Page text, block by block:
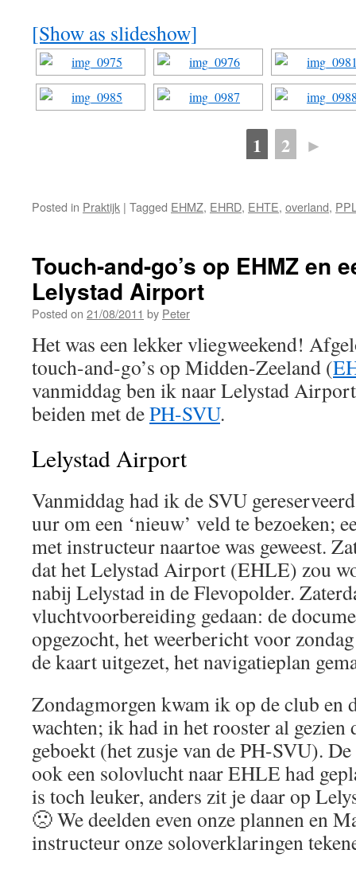
[Show as slideshow]
1 2 ►
Posted in Praktijk | Tagged EHMZ, EHRD, EHTE, overland,
Touch-and-go’s op EHMZ en
Lelystad Airport
Posted on 21/08/2011 by Peter
Het was een lekker vliegweekend!
touch-and-go’s op Midden-Zeeland (
vanmiddag ben ik naar Lelystad
beiden met dePH-SVU.
Lelystad Airport
Vanmiddag had ik de SVU
uur om een ‘nieuw’ veld te bezoeken;
met instructeur naartoe was geweest.
dat het Lelystad Airport (EHLE) zou
nabij Lelystad in de Flevopolder.
vluchtvoorbereiding gedaan: de
opgezocht, het weerbericht voor
de kaart uitgezet, het navigatieplan
Zondagmorgen kwam ik op de club en
wachten; ik had in het rooster al
geboekt (het zusje van de PH-SVU).
ook een solovlucht naar EHLE had
is toch leuker, anders zit je daar op
🙁 We deelden even onze plannen en
instructeur onze soloverklaringen